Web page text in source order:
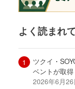
よく読まれ
ツクイ・
ベントが取得
2026年6月26